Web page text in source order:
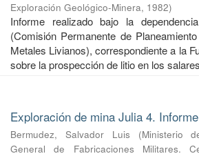
Exploración Geológico-Minera, 1982)
Informe realizado bajo la
(Comisión Permanente de
Metales Livianos), correspondiente a la
sobre la prospección de litio en los
Exploración de mina Julia 4.
Bermudez, Salvador Luis (Ministerio
General de Fabricaciones Militares.